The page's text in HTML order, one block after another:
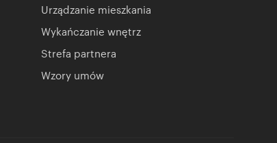
Urządzanie mieszkania
Wykańczanie wnętrz
Strefa partnera
Wzory umów